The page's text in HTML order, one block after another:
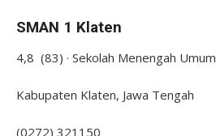
SMAN 1 Klaten
4,8 (83) · Sekolah Menengah Umum
Kabupaten Klaten, Jawa Tengah
(0272) 321150